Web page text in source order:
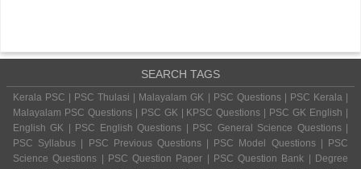
SEARCH TAGS
Kerala PSC | PSC Thulasi | Malayalam GK | PSC Questions | PSC Kerala |
Malayalam PSC Questions | PSC GK | KPSC Questions | PSC GK English |
English GK | PSC English Questions | PSC General Science Questions |
PSC Syllabus | PSC Previous Questions | PSC Model Questions | PSC
Science Questions | PSC Question Paper | PSC Question Bank | Degree